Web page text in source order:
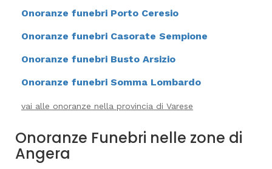
Onoranze funebri Porto Ceresio
Onoranze funebri Casorate Sempione
Onoranze funebri Busto Arsizio
Onoranze funebri Somma Lombardo
vai alle onoranze nella provincia di Varese
Onoranze Funebri nelle zone di
Angera